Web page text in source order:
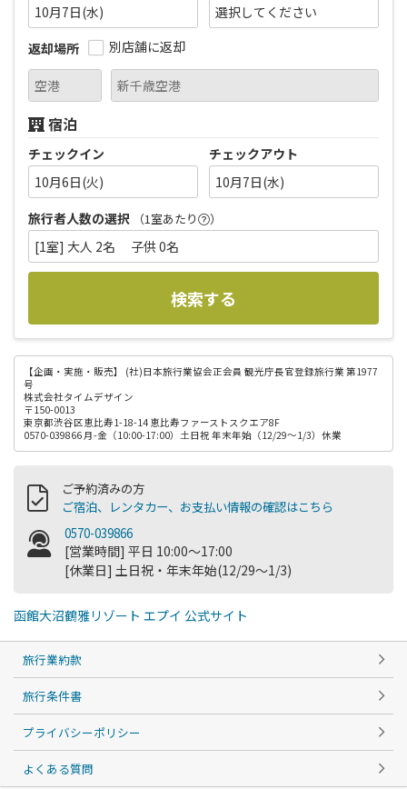
10月7日(水)
返却場所
別店舗に返却
宿泊
チェックイン
10月6日(火)
チェックアウト
10月7日(水)
旅行者人数の選択
（1室あたり ）
[1室] 大人 2名 子供 0名
検索する
【企画・実施・販売】
(社)日本旅行業協会正会員 観光庁長官登録旅行業 第1977
号
株式会社タイムデザイン
〒150-0013
東京都渋谷区恵比寿1-18-14 恵比寿ファーストスクエア8F
0570-039866 月-金（10:00-17:00）土日祝 年末年始（12/29～1/3）休業
ご予約済みの方
ご宿泊、レンタカー、お支払い情報の確認はこちら
0570-039866
[営業時間] 平日 10:00～17:00
[休業日] 土日祝・年末年始(12/29～1/3)
函館大沼鶴雅リゾート エプイ 公式サイト
旅行業約款
旅行条件書
プライバシーポリシー
よくある質問